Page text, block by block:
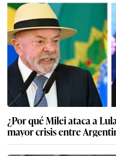
¿Por qué Milei ataca a
mayor crisis entre